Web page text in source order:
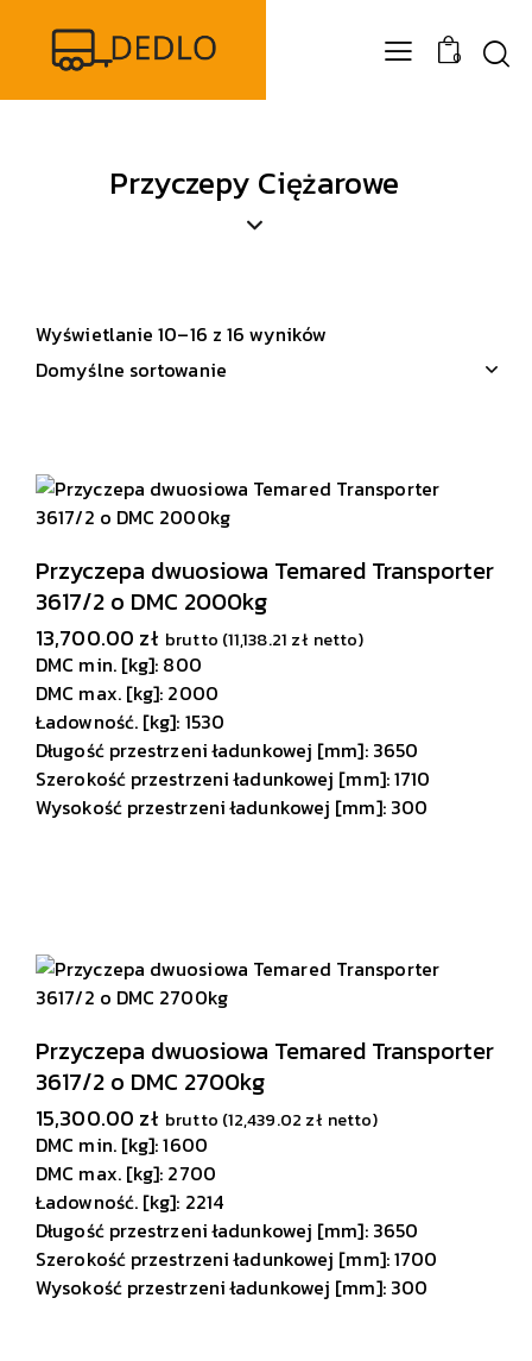
0
Przyczepy Ciężarowe
Wyświetlanie 10–16 z 16 wyników
Przyczepa dwuosiowa Temared Transporter
3617/2 o DMC 2000kg
13,700.00 zł brutto (11,138.21 zł netto)
DMC min. [kg]: 800
DMC max. [kg]: 2000
Ładowność. [kg]: 1530
Długość przestrzeni ładunkowej [mm]: 3650
Szerokość przestrzeni ładunkowej [mm]: 1710
Wysokość przestrzeni ładunkowej [mm]: 300
Przyczepa dwuosiowa Temared Transporter
3617/2 o DMC 2700kg
15,300.00 zł brutto (12,439.02 zł netto)
DMC min. [kg]: 1600
DMC max. [kg]: 2700
Ładowność. [kg]: 2214
Długość przestrzeni ładunkowej [mm]: 3650
Szerokość przestrzeni ładunkowej [mm]: 1700
Wysokość przestrzeni ładunkowej [mm]: 300